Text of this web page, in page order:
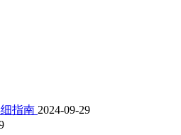
指南 2024-09-29